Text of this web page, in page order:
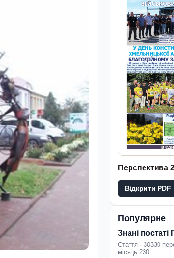
Перспектива
Відкрити PDF
Популярне
Знані
Стаття · 30330
місяць 230